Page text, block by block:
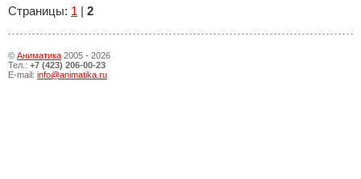
Страницы: 1 2
© Аниматика 2005 - 2026
Тел.: +7 (423) 206-00-23
E-mail: info@animatika.ru